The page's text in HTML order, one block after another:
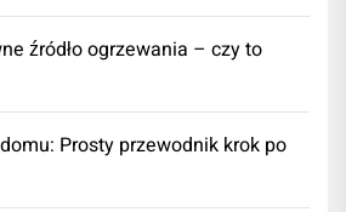
źródło ogrzewania – czy to
Prosty przewodnik krok po